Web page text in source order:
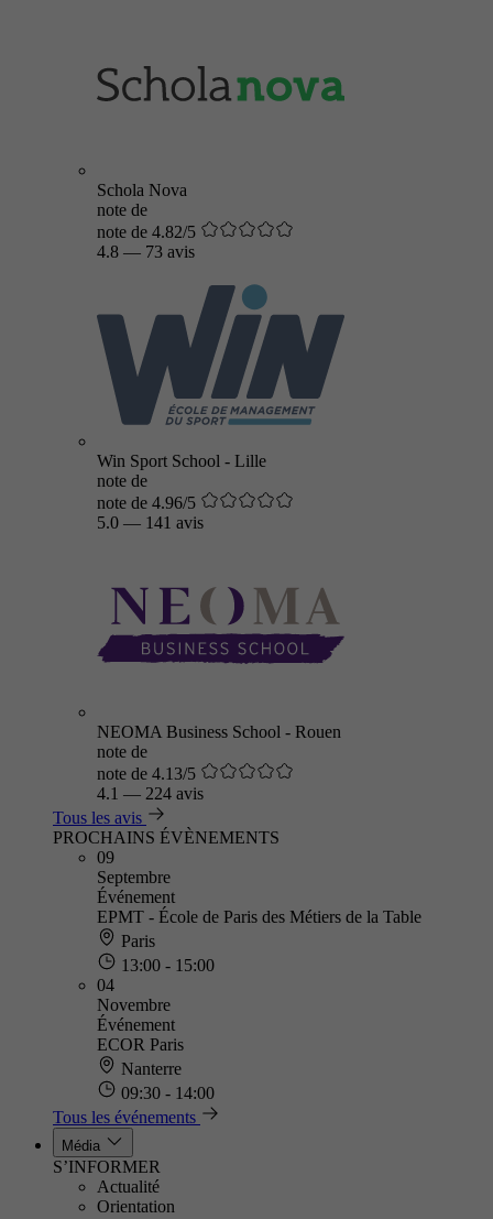
Schola Nova
note de
note de 4.82/5
4.8 — 73 avis
Win Sport School - Lille
note de
note de 4.96/5
5.0 — 141 avis
NEOMA Business School - Rouen
note de
note de 4.13/5
4.1 — 224 avis
Tous les avis
PROCHAINS ÉVÈNEMENTS
09
Septembre
Événement
EPMT - École de Paris des Métiers de la Table
Paris
13:00 - 15:00
04
Novembre
Événement
ECOR Paris
Nanterre
09:30 - 14:00
Tous les événements
Média
S’INFORMER
Actualité
Orientation